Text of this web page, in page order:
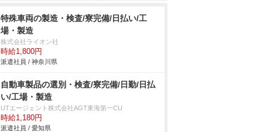
特殊車両の製造・検査/寮完備/日払い/工
場・製造
株式会社ライオン社
時給1,800円
派遣社員 / 神奈川県
自動車製品の選別・検査/寮完備/日勤/日払
い/工場・製造
UTエージェント株式会社AGT東海第一CU
時給1,180円
派遣社員 / 愛知県